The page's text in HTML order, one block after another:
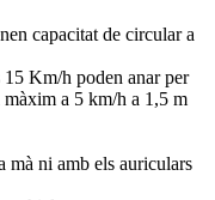
capacitat de circular a
15 Km/h poden anar per
màxim a 5 km/h a 1,5 m
mà ni amb els auriculars